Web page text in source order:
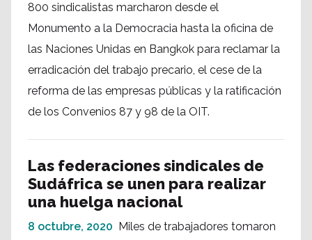
800 sindicalistas marcharon desde el
Monumento a la Democracia hasta la oficina de
las Naciones Unidas en Bangkok para reclamar la
erradicación del trabajo precario, el cese de la
reforma de las empresas públicas y la ratificación
de los Convenios 87 y 98 de la OIT.
Las federaciones sindicales de
Sudáfrica se unen para realizar
una huelga nacional
8 octubre, 2020 Miles de trabajadores tomaron